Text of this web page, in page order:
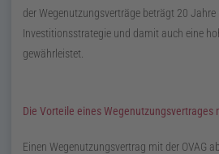
der Wegenutzungsverträge beträgt 20 Jahre
Investitionsstrategie und damit auch eine
gewährleistet.
Die Vorteile eines Wegenutzungsvertrages
Einen Wegenutzungsvertrag mit der OVAG